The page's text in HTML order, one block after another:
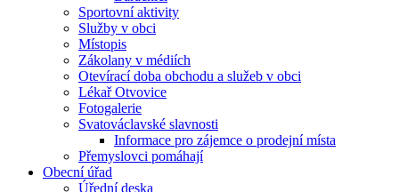
Sportovní aktivity
Služby v obci
Místopis
Zákolany v médiích
Otevírací doba obchodu a služeb v obci
Lékař Otvovice
Fotogalerie
Svatováclavské slavnosti
Informace pro zájemce o prodejní místa
Přemyslovci pomáhají
Obecní úřad
Úřední deska